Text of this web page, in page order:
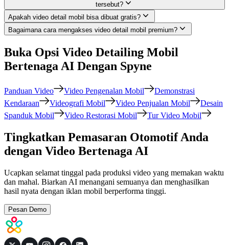
tersebut?
Apakah video detail mobil bisa dibuat gratis?
Bagaimana cara mengakses video detail mobil premium?
Buka Opsi Video Detailing Mobil
Bertenaga AI Dengan Spyne
Panduan Video Video Pengenalan Mobil
Demonstrasi
Kendaraan
Videografi Mobil Video Penjualan Mobil
Desain
Spanduk Mobil
Video Restorasi Mobil Tur Video Mobil
Tingkatkan Pemasaran Otomotif Anda
dengan Video Bertenaga AI
Ucapkan selamat tinggal pada produksi video yang memakan waktu
dan mahal. Biarkan AI menangani semuanya dan menghasilkan
hasil nyata dengan iklan mobil berperforma tinggi.
Pesan Demo